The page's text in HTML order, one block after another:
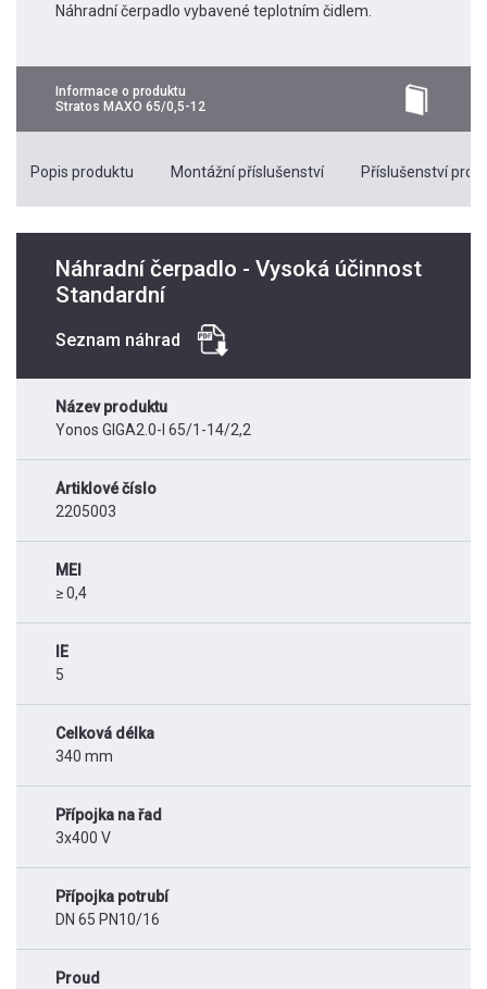
Náhradní čerpadlo vybavené teplotním čidlem.
Informace o produktu
Stratos MAXO 65/0,5-12
Popis produktu Montážní příslušenství Příslušenství pro
Náhradní čerpadlo - Vysoká účinnost
Standardní
Seznam náhrad
Název produktu
Yonos GIGA2.0-I 65/1-14/2,2
Artiklové číslo
2205003
MEI
≥ 0,4
IE
5
Celková délka
340 mm
Přípojka na řad
3x400 V
Přípojka potrubí
DN 65 PN10/16
Proud